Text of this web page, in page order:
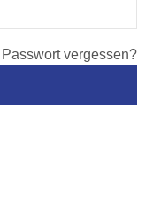
Passwort vergessen?